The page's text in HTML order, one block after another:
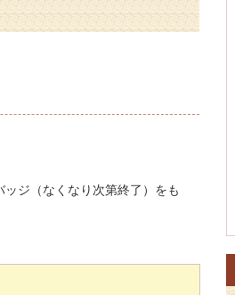
ジ（なくなり次第終了）をも